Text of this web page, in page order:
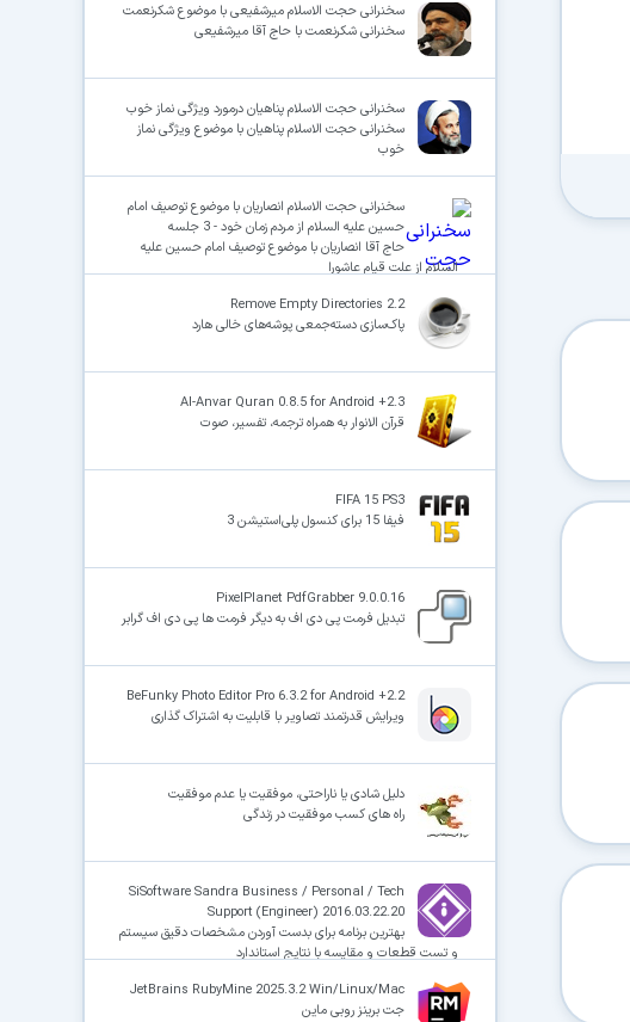
سخنرانی حجت الاسلام میرشفیعی با موضوع شکرنعمت
سخنرانی شکرنعمت با حاج آقا میرشفیعی
سخنرانی حجت الاسلام پناهیان درمورد ویژگی نماز خوب
سخنرانی حجت الاسلام پناهیان با موضوع ویژگی نماز
خوب
سخنرانی حجت الاسلام انصاریان با موضوع توصیف امام
حسین علیه السلام از مردم زمان خود - 3 جلسه
حاج آقا انصاریان با موضوع توصیف امام حسین علیه
السلام از علت قیام عاشورا
Remove Empty Directories 2.2
پاک‌سازی دسته‌جمعی پوشه‌های خالی هارد
Al-Anvar Quran 0.8.5 for Android +2.3
قرآن الانوار به همراه ترجمه، تفسیر، صوت
FIFA 15 PS3
فیفا 15 برای کنسول پلی‌استیشن 3
PixelPlanet PdfGrabber 9.0.0.16
تبدیل فرمت پی دی اف به دیگر فرمت ها پی دی اف گرابر
BeFunky Photo Editor Pro 6.3.2 for Android +2.2
ویرایش قدرتمند تصاویر با قابلیت به اشتراک گذاری
دلیل شادی یا ناراحتی، موفقیت یا عدم موفقیت
راه های کسب موفقیت در زندگی
SiSoftware Sandra Business / Personal / Tech
Support (Engineer) 2016.03.22.20
بهترین برنامه برای بدست آوردن مشخصات دقیق سیستم
و تست قطعات و مقایسه با نتایج استاندارد
JetBrains RubyMine 2025.3.2 Win/Linux/Mac
جت برینز روبی ماین